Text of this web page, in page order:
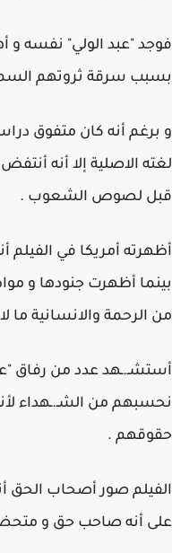
فوجد "عبد الولي" نفسه و
بسبب سرقة ثروتهم
و برغم أنه كان متفوق
لغته الاصلية إلا أنه
قبل لصوص الشعوب .
أظهرته أمريكا في الفيلم
بينما أظهرت جنودها و
من الرحمة والانسانية ما
أستشـ.ـهد عدد من رفاق
نحسبهم من الشـ.ـهداء
حقوقهم .
الفيلم صور أصحاب
على أنه صاحب حق و